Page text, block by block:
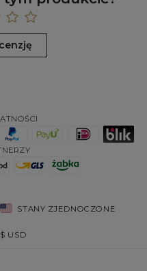
STANY ZJEDNOCZONE
$ USD